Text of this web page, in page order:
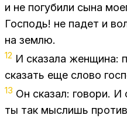
и не по­гу­би­ли сына
Гос­подь! не па­дет и
на зем­лю.
12 И ска­за­ла жен­щи­на:
ска­зать еще сло­во
13 Он ска­зал: го­во­ри.
ты так мыс­лишь